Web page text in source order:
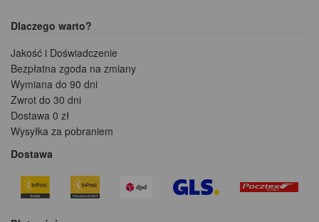
Dlaczego warto?
Jakość i Doświadczenie
Bezpłatna zgoda na zmiany
Wymiana do 90 dni
Zwrot do 30 dni
Dostawa 0 zł
Wysyłka za pobraniem
Dostawa